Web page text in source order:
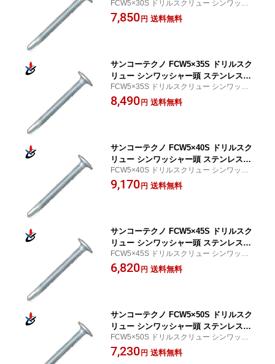
細目 300本入
FCW5×30S ドリルスクリュー シンワッシ
ャー頭 ステンレス製 細目 300本入
7,850 円 送料無料
サンコーテクノ FCW5×35S ドリルスク
リュー シンワッシャー頭 ステンレス製
細目 300本入
FCW5×35S ドリルスクリュー シンワッシ
ャー頭 ステンレス製 細目 300本入
8,490 円 送料無料
サンコーテクノ FCW5×40S ドリルスク
リュー シンワッシャー頭 ステンレス製
細目 300本入
FCW5×40S ドリルスクリュー シンワッシ
ャー頭 ステンレス製 細目 300本入
9,170 円 送料無料
サンコーテクノ FCW5×45S ドリルスク
リュー シンワッシャー頭 ステンレス製
細目 200本入
FCW5×45S ドリルスクリュー シンワッシ
ャー頭 ステンレス製 細目 200本入
6,820 円 送料無料
サンコーテクノ FCW5×50S ドリルスク
リュー シンワッシャー頭 ステンレス製
細目 200本入
FCW5×50S ドリルスクリュー シンワッシ
ャー頭 ステンレス製 細目 200本入
7,230 円 送料無料